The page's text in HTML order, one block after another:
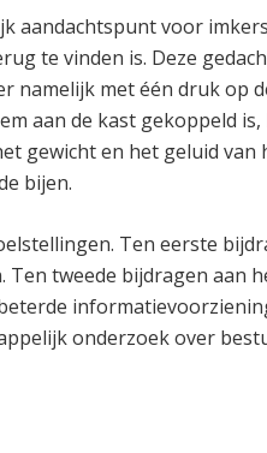
aandachtspunt voor
te vinden is. Deze
namelijk met één druk op
aan de kast gekoppeld
gewicht en het geluid van
bijen.
Ten eerste
tweede bijdragen aan
onderzoek over